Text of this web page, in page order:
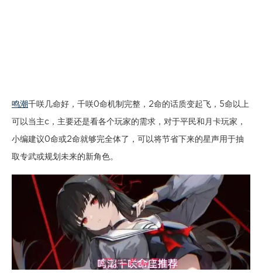
鸣潮千咲几命好，千咲0命机制完整，2命的话质变起飞，5命以上
可以当主c，主要还是看各个玩家的需求，对于平民和月卡玩家，
小编建议0命或2命就够完全体了，可以将节省下来的星声用于抽
取专武或规划未来的新角色。